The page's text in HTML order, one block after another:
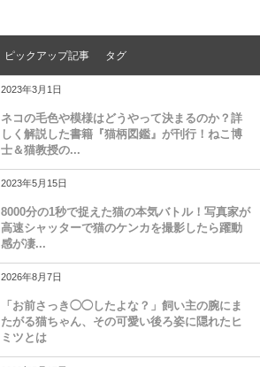
ピックアップ記事 タグ
2023年3月1日
ネコの毛色や模様はどうやって決まるのか？詳
しく解説した書籍『猫柄図鑑』が刊行！ねこ博
士＆猫教授の...
2023年5月15日
8000分の1秒で捉えた猫の本気バトル！写真家が
高速シャッターで猫のケンカを撮影したら躍動
感が凄...
2026年8月7日
「お前さっき◯◯したよな？」飼い主の腕にま
たがる猫ちゃん、その可愛い後ろ姿に隠れたヒ
ミツとは